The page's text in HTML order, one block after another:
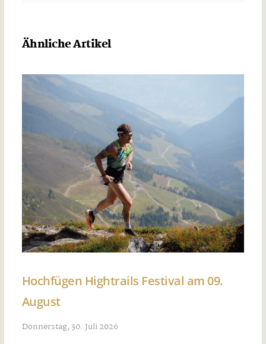
Ähnliche Artikel
Hochfügen Hightrails Festival am 09.
August
Donnerstag, 30. Juli 2026